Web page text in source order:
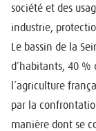
société et des
industrie,
Le bassin de la
d’habitants, 40
l’agriculture
par la
manière dont se